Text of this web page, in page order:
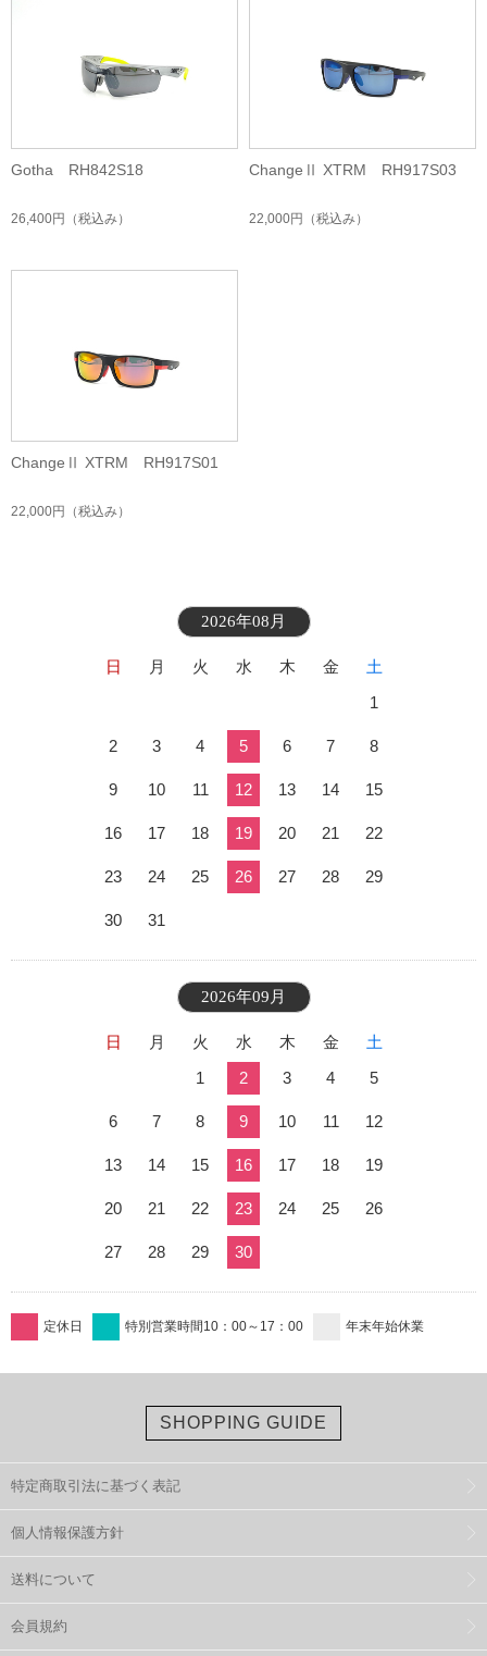
Gotha RH842S18
26,400円 （税込み）
ChangeⅡ XTRM RH917S03
22,000円 （税込み）
ChangeⅡ XTRM RH917S01
22,000円 （税込み）
2026年08月
日 月 火 水 木 金
土
1
2 3 4 5 6 7 8
9 10 11 12 13 14 15
16 17 18 19 20 21 22
23 24 25 26 27 28 29
30 31
2026年09月
日 月 火 水 木 金
土
1
2 3 4 5
6 7 8 9 10 11 12
13 14 15 16 17 18 19
20 21 22 23 24 25 26
27 28 29 30
定休日 特別営業時間10：00～17：00 年末年始休業
SHOPPING GUIDE
特定商取引法に基づく表記
個人情報保護方針
送料について
会員規約